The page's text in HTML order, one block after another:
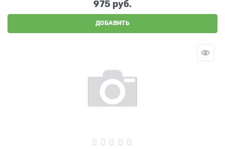
975 руб.
ДОБАВИТЬ